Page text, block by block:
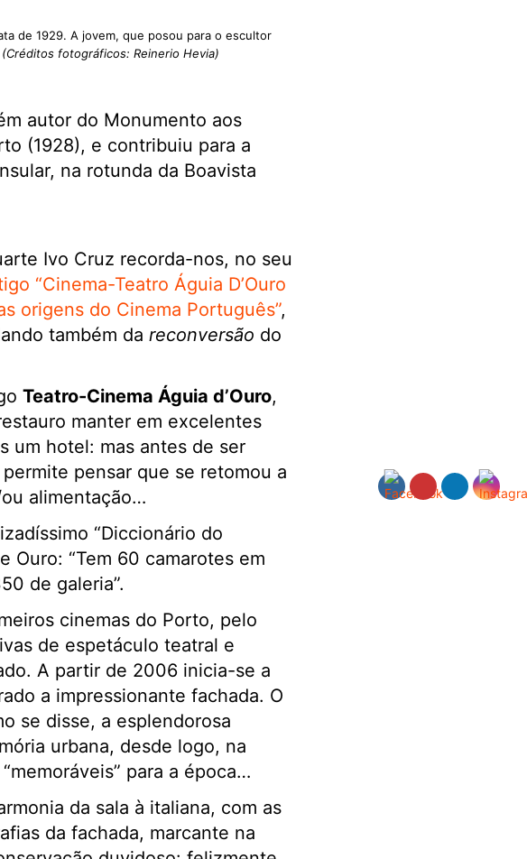
de 1929. A jovem, que posou para o escultor
(Créditos fotográficos: Reinerio Hevia)
autor do Monumento aos
(1928), e contribuiu para a
na rotunda da Boavista
Ivo Cruz recorda-nos, no seu
“Cinema-Teatro Águia D’Ouro
origens do Cinema Português”,
também da reconversão do
Teatro-Cinema Águia d’Ouro,
manter em excelentes
um hotel: mas antes de ser
pensar que se retomou a
alimentação…
“Diccionário do
Ouro: “Tem 60 camarotes em
de galeria”.
cinemas do Porto, pelo
de espetáculo teatral e
A partir de 2006 inicia-se a
a impressionante fachada. O
se disse, a esplendorosa
urbana, desde logo, na
para a época…
da sala à italiana, com as
da fachada, marcante na